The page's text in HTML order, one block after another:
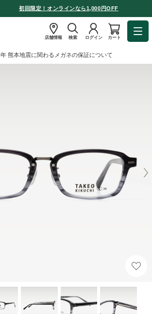
初回限定！オンラインなら1,000円OFF
店舗情報 検索 ログイン カート
熊本地震に関わるメガネの保証について